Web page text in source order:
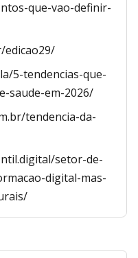
que-vao-definir-
edicao29/
5-tendencias-que-
saude-em-2026/
tendencia-da-
setor-de-
digital-mas-